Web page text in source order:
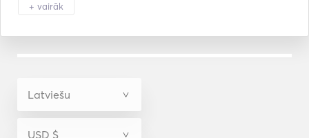
dinghy class in Kalamata. Athlete of Yacht club of
confidence, kindness, punctuality and on top of
everything, "safety first" alertness.
His participation in various significant sailing
+ vairāk